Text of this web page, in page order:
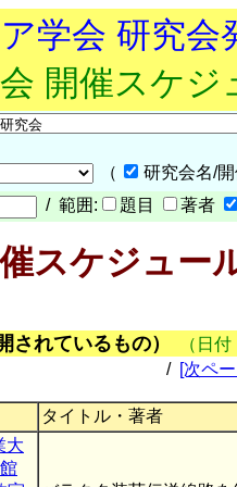
学会 研究会
開催スケジ
（
研究会名/
/ 範囲: 題目 著者
スケジュー
れているもの）
（日付
/ [次ペ
タイトル・著者
大